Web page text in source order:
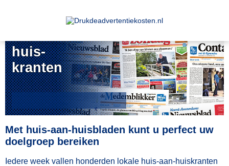
huis-
kranten
Met huis-aan-huisbladen kunt u perfect uw
doelgroep bereiken
Iedere week vallen honderden lokale huis-aan-huiskranten